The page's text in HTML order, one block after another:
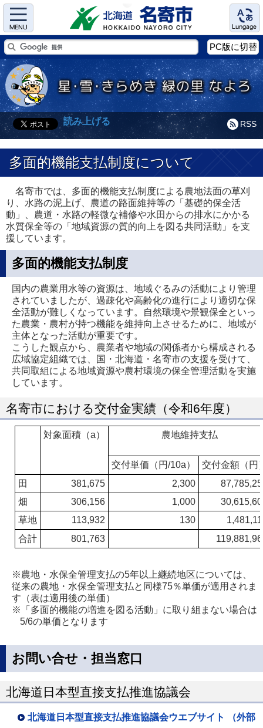
Menu Language
PC版に切替
RSS
読み上げる
多面的機能支払制度について
名寄市では、多面的機能支払制度による農地法面の草刈
り、水路の泥上げ、農道の路面維持等の「基礎的保全活
動」、農道・水路の軽微な補修や水田からの排水にかかる
水質保全等の「地域資源の質的向上を図る共同活動」を支
援しています。
多面的機能支払制度
国内の農業用水等の資源は、地域ぐるみの活動により管理
されていましたが、過疎化や高齢化の進行により適切な保
全活動が難しくなっています。自然環境や景観保全といっ
た農業・農村が持つ機能を維持向上させるために、地域が
主体となった活動が重要です。
こうした観点から、農業者や地域の関係者から構成される
広域協定組織では、国・北海道・名寄市の支援を受けて、
共同取組による地域資源や農村環境の保全管理活動を実施
しています。
名寄市における交付金実績（令和6年度）
対象面積（a） 農地維持支払
交付単価（円/10a）
交付金額（円
田
381,675 2,300
畑
306,156 1,000
草地
113,932 130
合計
801,763
※農地・水保全管理支払の5年以上継続地区については、
従来の農地・水保全管理支払と同様75％単価が適用されま
す（表は適用後の単価）
※「多面的機能の増進を図る活動」に取り組まない場合は
5/6の単価となります
お問い合せ・担当窓口
北海道日本型直接支払推進協議会
北海道日本型直接支払推進協議会ウエブサイト （外部